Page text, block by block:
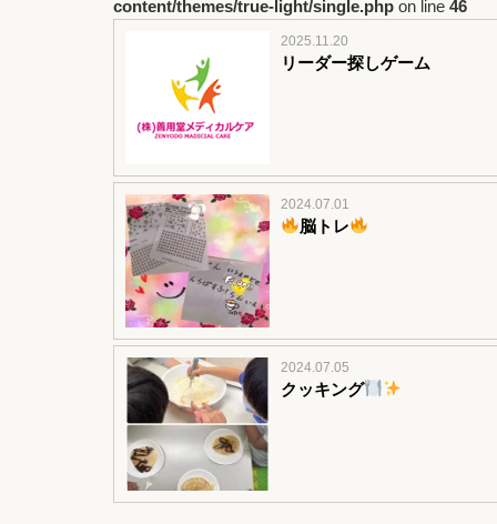
content/themes/true-light/single.php on line 46
2025.11.20
リーダー探しゲーム
2024.07.01
脳トレ
2024.07.05
クッキング